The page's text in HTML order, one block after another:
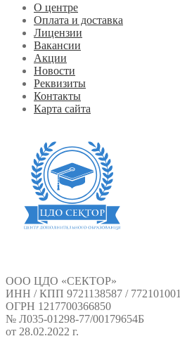
О центре
Оплата и доставка
Лицензии
Вакансии
Акции
Новости
Реквизиты
Контакты
Карта сайта
ООО ЦДО «СЕКТОР»
ИНН / КПП 9721138587 / 772101001
ОГРН 1217700366850
№ Л035-01298-77/00179654Б
от 28.02.2022 г.